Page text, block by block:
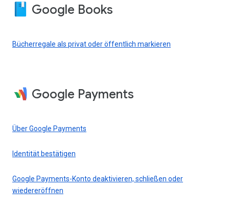
Google Books
Bücherregale als privat oder öffentlich markieren
Google Payments
Über Google Payments
Identität bestätigen
Google Payments-Konto deaktivieren, schließen oder
wiedereröffnen